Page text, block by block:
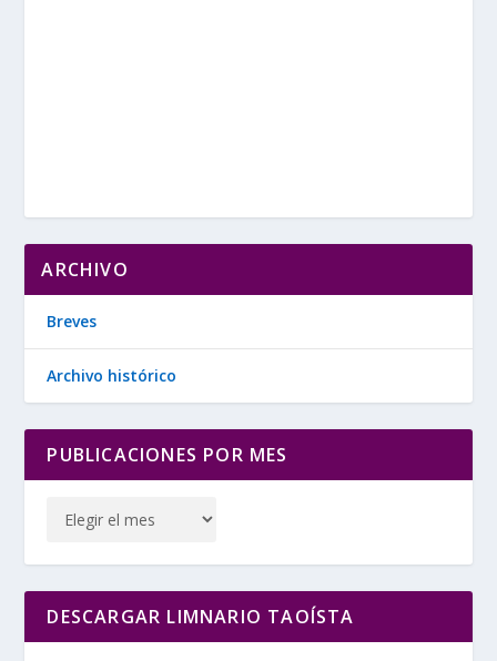
ARCHIVO
Breves
Archivo histórico
PUBLICACIONES POR MES
DESCARGAR LIMNARIO TAOÍSTA